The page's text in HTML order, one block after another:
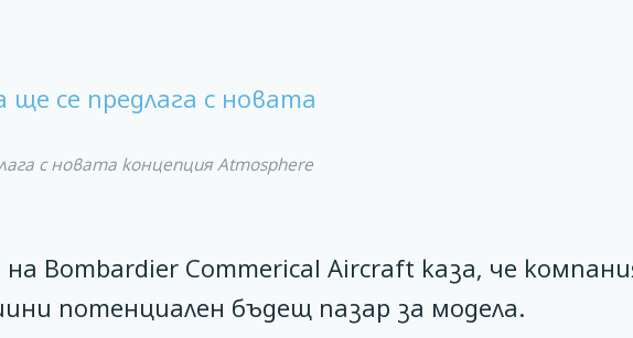
с новата концепция Atmosphere
Bombardier Commerical Aircraft каза, че
потенциален бъдещ пазар за модела.